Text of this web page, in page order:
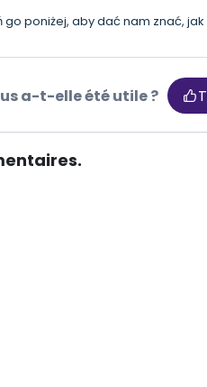
go poniżej, aby dać nam znać,
a-t-elle été utile ?